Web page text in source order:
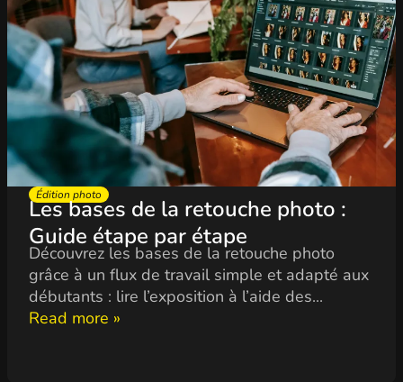
Édition photo
Les bases de la retouche photo :
Guide étape par étape
Découvrez les bases de la retouche photo
grâce à un flux de travail simple et adapté aux
débutants : lire l’exposition à l’aide des...
Read more »